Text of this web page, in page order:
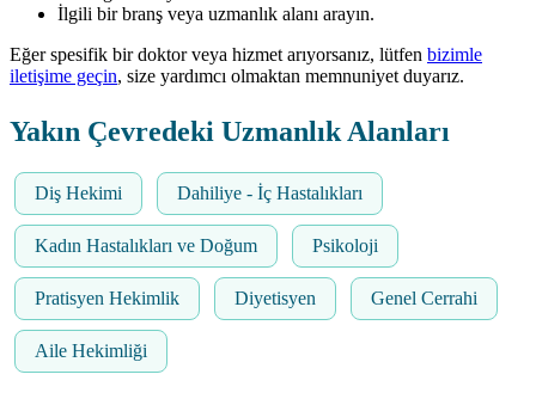
İlgili bir branş veya uzmanlık alanı arayın.
Eğer spesifik bir doktor veya hizmet arıyorsanız, lütfen bizimle
iletişime geçin, size yardımcı olmaktan memnuniyet duyarız.
Yakın Çevredeki Uzmanlık Alanları
Diş Hekimi Dahiliye - İç Hastalıkları
Kadın Hastalıkları ve Doğum Psikoloji
Pratisyen Hekimlik Diyetisyen Genel Cerrahi
Aile Hekimliği